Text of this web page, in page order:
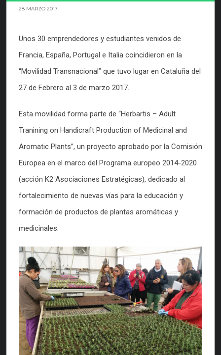
28 MARZO 2017
Unos 30 emprendedores y estudiantes venidos de
Francia, España, Portugal e Italia coincidieron en la
“Movilidad Transnacional” que tuvo lugar en Cataluña del
27 de Febrero al 3 de marzo 2017.
Esta movilidad forma parte de “Herbartis – Adult
Tranining on Handicraft Production of Medicinal and
Aromatic Plants”, un proyecto aprobado por la Comisión
Europea en el marco del Programa europeo 2014-2020
(acción K2 Asociaciones Estratégicas), dedicado al
fortalecimiento de nuevas vías para la educación y
formación de productos de plantas aromáticas y
medicinales.